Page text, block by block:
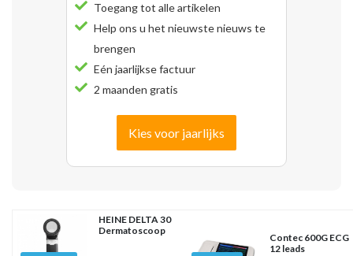
Toegang tot alle artikelen
Help ons u het nieuwste nieuws te
brengen
Eén jaarlijkse factuur
2 maanden gratis
Kies voor jaarlijks
HEINE DELTA 30
Dermatoscoop
Contec 600G ECG
12 leads